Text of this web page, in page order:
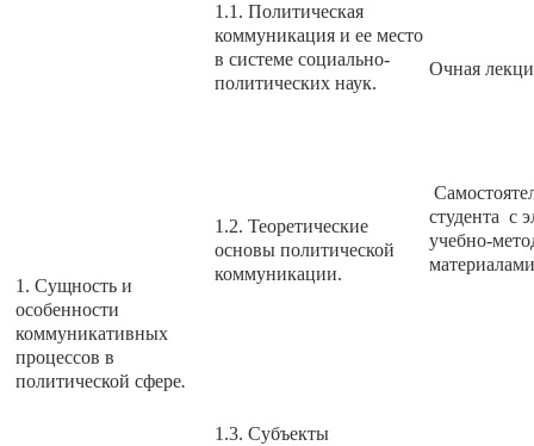
1. Сущность и
особенности
коммуникативных
процессов в
политической сфере.
1.1. Политическая
коммуникация и ее место
в системе социально-
политических наук.
Очная
1.2. Теоретические
основы политической
коммуникации.
студента с
учебно-
1.3. Субъекты